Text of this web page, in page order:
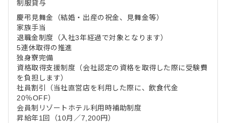
制服貸与
慶弔見舞金（結婚・出産の祝金、見舞金等）
家族手当
退職金制度（入社3年経過で対象となります）
5連休取得の推進
独身寮完備
資格取得支援制度（会社認定の資格を取得した際に受験費
を負担します）
社員割引（当社直営店を利用した際に、飲食代金
20％OFF）
会員制リゾートホテル利用時補助制度
昇給年1回（10月／7,200円）